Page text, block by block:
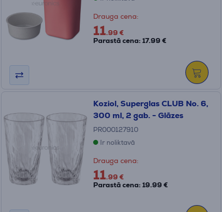
Drauga cena:
11.99 €
Parastā cena: 17.99 €
Koziol, Superglas CLUB No. 6,
300 ml, 2 gab. - Glāzes
PR000127910
Ir noliktavā
Drauga cena:
11.99 €
Parastā cena: 19.99 €